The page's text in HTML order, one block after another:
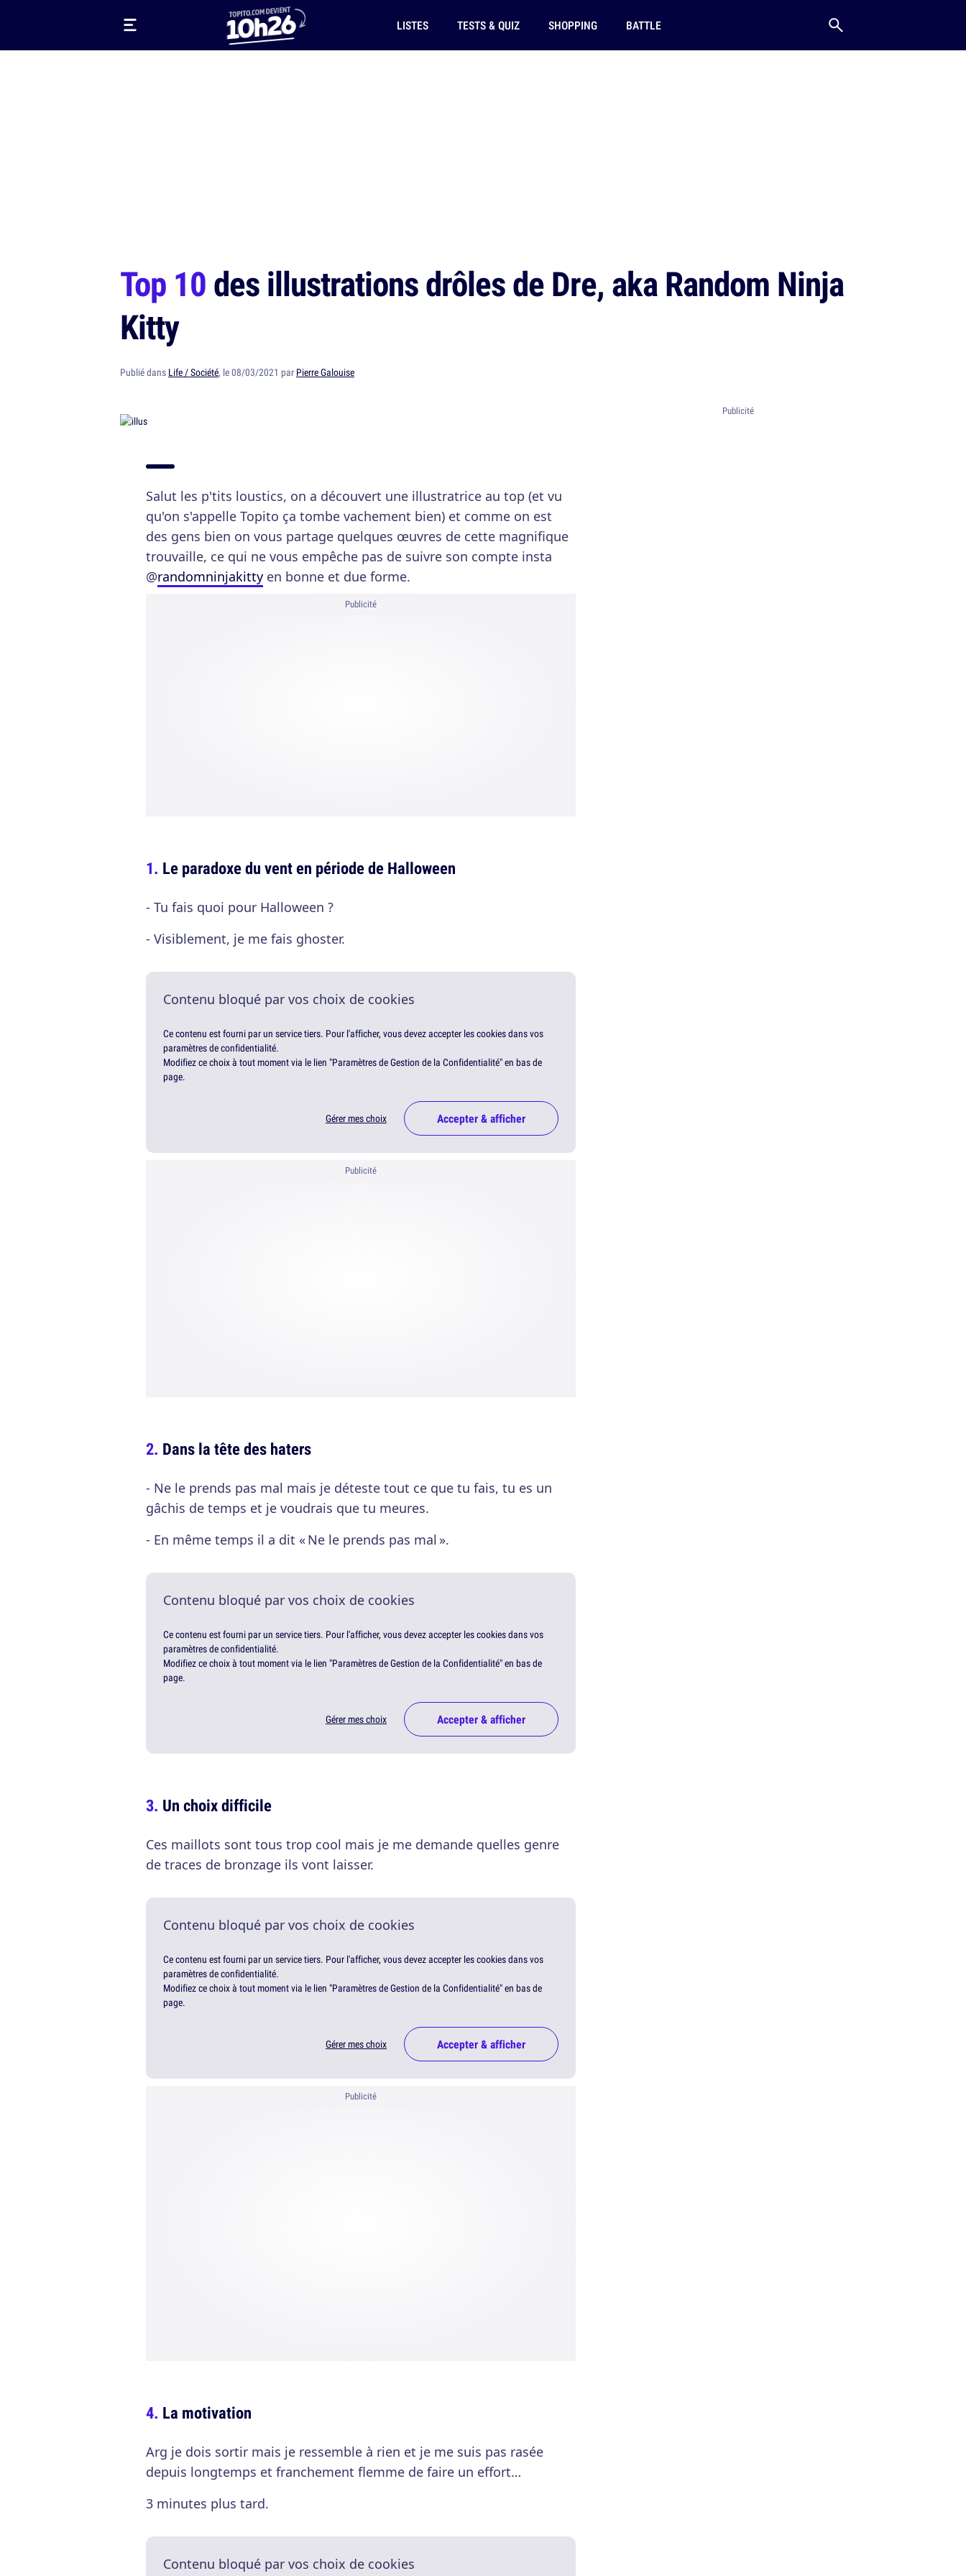
LISTES TESTS & QUIZ SHOPPING BATTLE
Top 10des illustrations drôles de Dre, aka Random Ninja
Kitty
Publié dans Life / Société, le 08/03/2021 par Pierre Galouise
Salut les p'tits loustics, on a découvert une illustratrice au top (et vu
qu'on s'appelle Topito ça tombe vachement bien) et comme on est
des gens bien on vous partage quelques œuvres de cette magnifique
trouvaille, ce qui ne vous empêche pas de suivre son compte insta
@randomninjakitty en bonne et due forme.
Publicité
Le paradoxe du vent en période de Halloween
- Tu fais quoi pour Halloween ?
- Visiblement, je me fais ghoster.
Contenu bloqué par vos choix de cookies
Ce contenu est fourni par un service tiers. Pour l'afficher, vous devez accepter les cookies dans vos
paramètres de confidentialité.
Modifiez ce choix à tout moment via le lien "Paramètres de Gestion de la Confidentialité" en bas de
page.
Gérer mes choix Accepter & afficher
Publicité
Dans la tête des haters
- Ne le prends pas mal mais je déteste tout ce que tu fais, tu es un
gâchis de temps et je voudrais que tu meures.
- En même temps il a dit « Ne le prends pas mal ».
Contenu bloqué par vos choix de cookies
Ce contenu est fourni par un service tiers. Pour l'afficher, vous devez accepter les cookies dans vos
paramètres de confidentialité.
Modifiez ce choix à tout moment via le lien "Paramètres de Gestion de la Confidentialité" en bas de
page.
Gérer mes choix Accepter & afficher
Un choix difficile
Ces maillots sont tous trop cool mais je me demande quelles genre
de traces de bronzage ils vont laisser.
Contenu bloqué par vos choix de cookies
Ce contenu est fourni par un service tiers. Pour l'afficher, vous devez accepter les cookies dans vos
paramètres de confidentialité.
Modifiez ce choix à tout moment via le lien "Paramètres de Gestion de la Confidentialité" en bas de
page.
Gérer mes choix Accepter & afficher
Publicité
La motivation
Arg je dois sortir mais je ressemble à rien et je me suis pas rasée
depuis longtemps et franchement flemme de faire un effort…
3 minutes plus tard.
Contenu bloqué par vos choix de cookies